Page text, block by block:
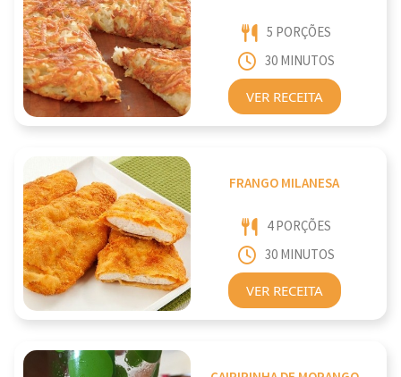
5 PORÇÕES
30 MINUTOS
VER RECEITA
FRANGO MILANESA
4 PORÇÕES
30 MINUTOS
VER RECEITA